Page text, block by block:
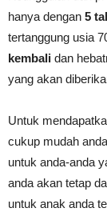
hanya dengan 5
tertanggung usia
kembali dan
yang akan
Untuk
cukup mudah
untuk anda-anda
anda akan tetap
untuk anak anda